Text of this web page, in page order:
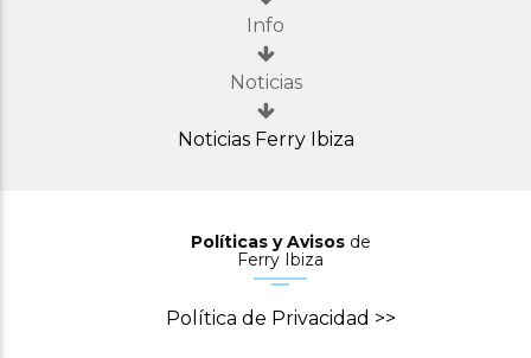
Info
Noticias
Noticias Ferry Ibiza
Políticas y Avisosde
Ferry Ibiza
Política de Privacidad >>